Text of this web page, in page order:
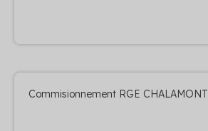
Commisionnement RGE CHALAMONT